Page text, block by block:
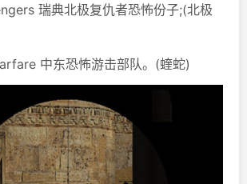
瑞典北极复仇者恐怖份子;(北极
中东恐怖游击部队。(蝰蛇)